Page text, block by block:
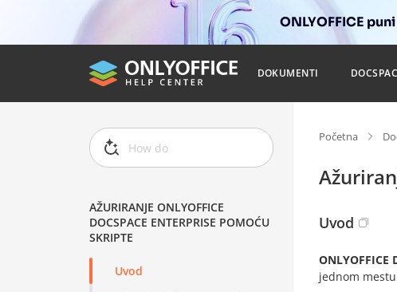
ONLYOFFICE
DOKUMENTI
AŽURIRANJE ONLYOFFICE
DOCSPACE ENTERPRISE POMOĆU
SKRIPTE
Uvod
Početna
Uvod
ONLYOFFICE
jednom